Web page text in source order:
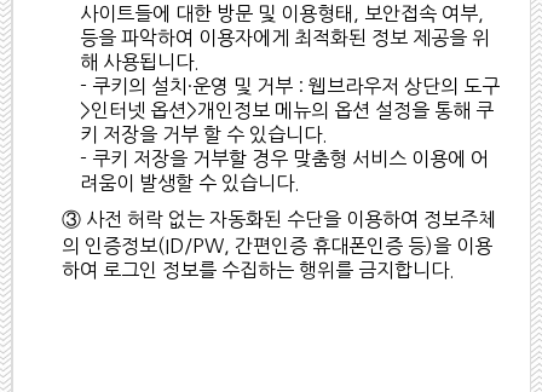
사이트들에 대한 방문 및 이용형태, 보안접속 여부,
등을 파악하여 이용자에게 최적화된 정보 제공을 위
해 사용됩니다.
- 쿠키의 설치·운영 및 거부 : 웹브라우저 상단의 도구
>인터넷 옵션>개인정보 메뉴의 옵션 설정을 통해 쿠
키 저장을 거부 할 수 있습니다.
- 쿠키 저장을 거부할 경우 맞춤형 서비스 이용에 어
려움이 발생할 수 있습니다.
③ 사전 허락 없는 자동화된 수단을 이용하여 정보주체
의 인증정보(ID/PW, 간편인증 휴대폰인증 등)을 이용
하여 로그인 정보를 수집하는 행위를 금지합니다.